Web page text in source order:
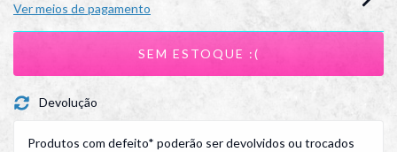
Ver meios de pagamento
Devolução
Produtos com defeito* poderão ser devolvidos ou trocados